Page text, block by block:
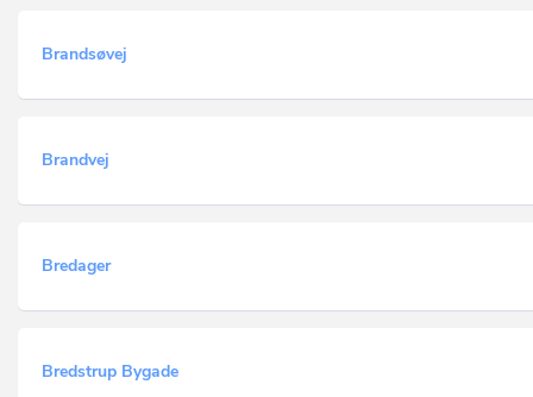
Brandsøvej
Brandvej
Bredager
Bredstrup Bygade